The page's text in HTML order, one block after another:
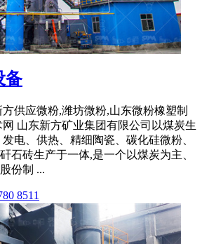
备
供应微粉,潍坊微粉,山东微粉橡塑制
山东新方矿业集团有限公司以煤炭生
电、供热、精细陶瓷、碳化硅微粉、
石砖生产于一体,是一个以煤炭为主、
份制 ...
8511